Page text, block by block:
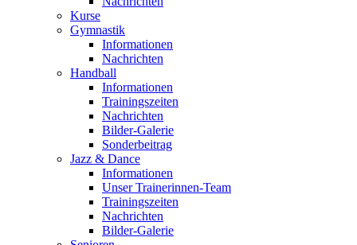
Kurse
Gymnastik
Informationen
Nachrichten
Handball
Informationen
Trainingszeiten
Nachrichten
Bilder-Galerie
Sonderbeitrag
Jazz & Dance
Informationen
Unser Trainerinnen-Team
Trainingszeiten
Nachrichten
Bilder-Galerie